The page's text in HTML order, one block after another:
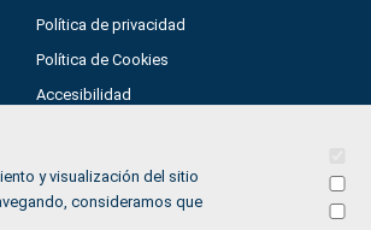
Política de privacidad
Política de Cookies
Accesibilidad
y visualización del sitio
consideramos que